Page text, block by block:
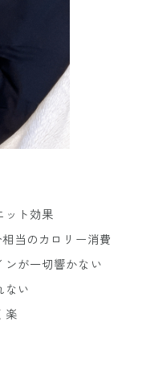
ット効果
当のカロリー消費
が一切響かない
ない
楽